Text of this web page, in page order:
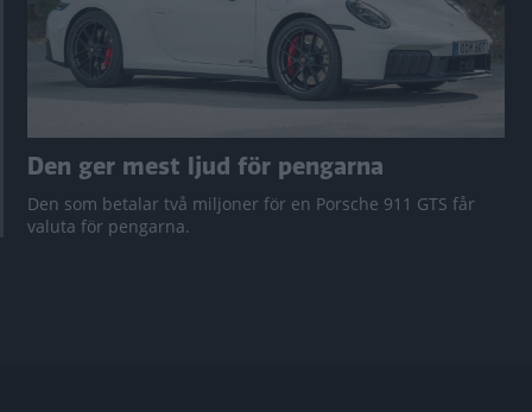
Den ger mest ljud för pengarna
Den som betalar två miljoner för en Porsche 911 GTS får
valuta för pengarna.